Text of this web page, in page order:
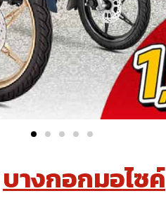
บางกอกมอไซค์